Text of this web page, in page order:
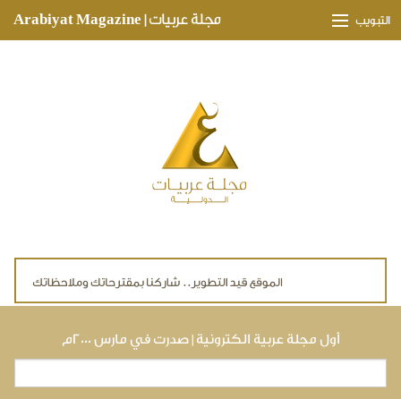
مجلة عربيات | Arabiyat Magazine التبويب
أول مجلة عربية الكترونية | صدرت في مارس ٢٠٠٠م